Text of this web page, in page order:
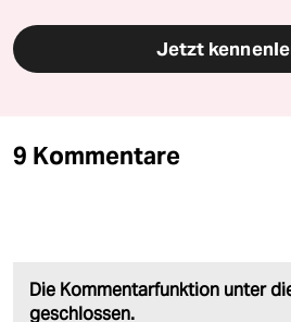
Jetzt
9 Kommentare
Die Kommentarfunktion unter
geschlossen.